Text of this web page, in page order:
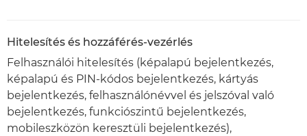
Hitelesítés és hozzáférés-vezérlés
Felhasználói hitelesítés (képalapú bejelentkezés,
képalapú és PIN-kódos bejelentkezés, kártyás
bejelentkezés, felhasználónévvel és jelszóval való
bejelentkezés, funkciószintű bejelentkezés,
mobileszközön keresztüli bejelentkezés),